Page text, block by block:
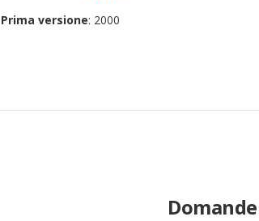
Prima versione: 2000